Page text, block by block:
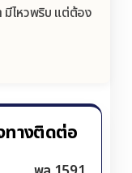
มีไหวพริบ แต่ต้อง
ทางติดต่อ